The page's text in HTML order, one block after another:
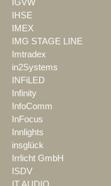
IGVW
IHSE
IMEX
IMG STAGE LINE
Imtradex
in2Systems
INFiLED
Infinity
InfoComm
InFocus
Innlights
insglück
Irrlicht GmbH
ISDV
IT AUDIO